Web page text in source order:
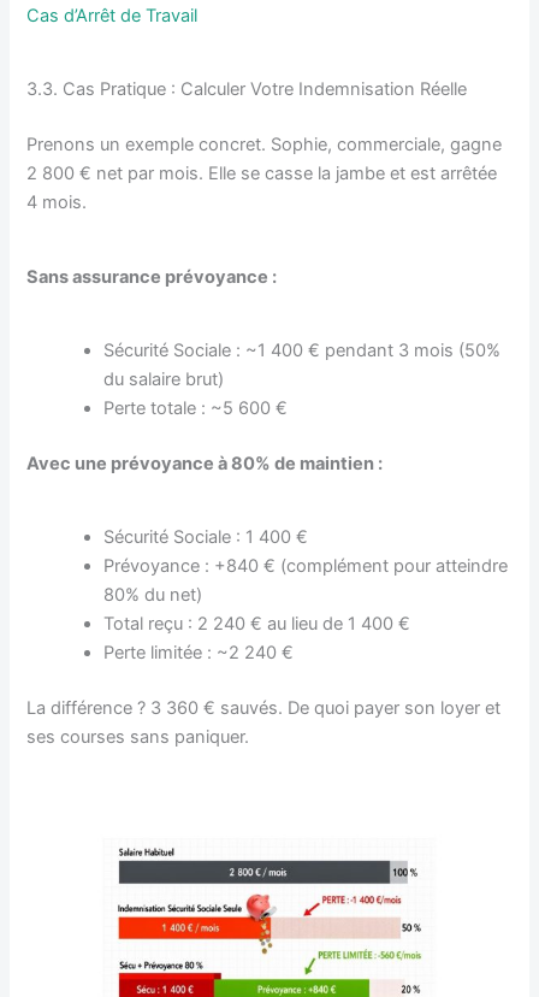
Cas d’Arrêt de Travail
3.3. Cas Pratique : Calculer Votre Indemnisation Réelle
Prenons un exemple concret. Sophie, commerciale, gagne
2 800 € net par mois. Elle se casse la jambe et est arrêtée
4 mois.
Sans assurance prévoyance :
Sécurité Sociale : ~1 400 € pendant 3 mois (50%
du salaire brut)
Perte totale : ~5 600 €
Avec une prévoyance à 80% de maintien :
Sécurité Sociale : 1 400 €
Prévoyance : +840 € (complément pour atteindre
80% du net)
Total reçu : 2 240 € au lieu de 1 400 €
Perte limitée : ~2 240 €
La différence ? 3 360 € sauvés. De quoi payer son loyer et
ses courses sans paniquer.